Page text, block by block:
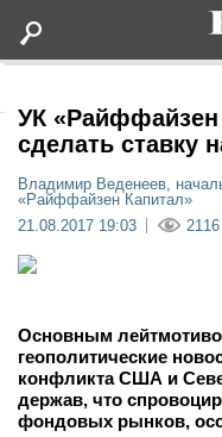
Статьи
Мероприятия
Новости
УК «Райффайзен
сделать ставку
Владимир Веденеев,
«Райффайзен Капитал»
21.08.2017 19:03
2116
Основным
геополитические
конфликта США и
держав, что
фондовых рынков,